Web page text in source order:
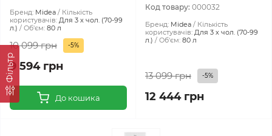
Фiльтр
Бренд: Midea
Кількість
користувачів: Для 3 х чол. (70-99
л.)
Об'єм: 80 л
10 099 грн -5%
9 594 грн
До кошика
Код товару: 000032
Бренд: Midea
Кількість
користувачів: Для 3 х чол. (70-99
л.)
Об'єм: 80 л
13 099 грн -5%
12 444 грн